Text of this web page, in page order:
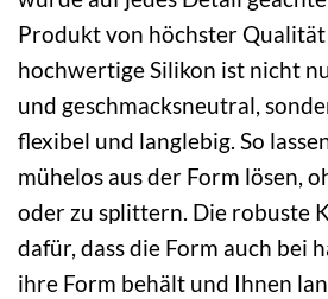
Produkt von höchster Qualität
hochwertige Silikon ist nicht
und geschmacksneutral,
flexibel und langlebig. So
mühelos aus der Form lösen,
oder zu splittern. Die robuste
dafür, dass die Form auch bei
ihre Form behält und Ihnen